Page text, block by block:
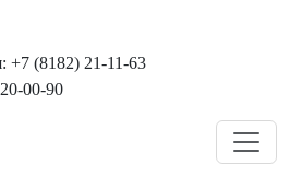
+7 (8182) 21-11-63
00-90